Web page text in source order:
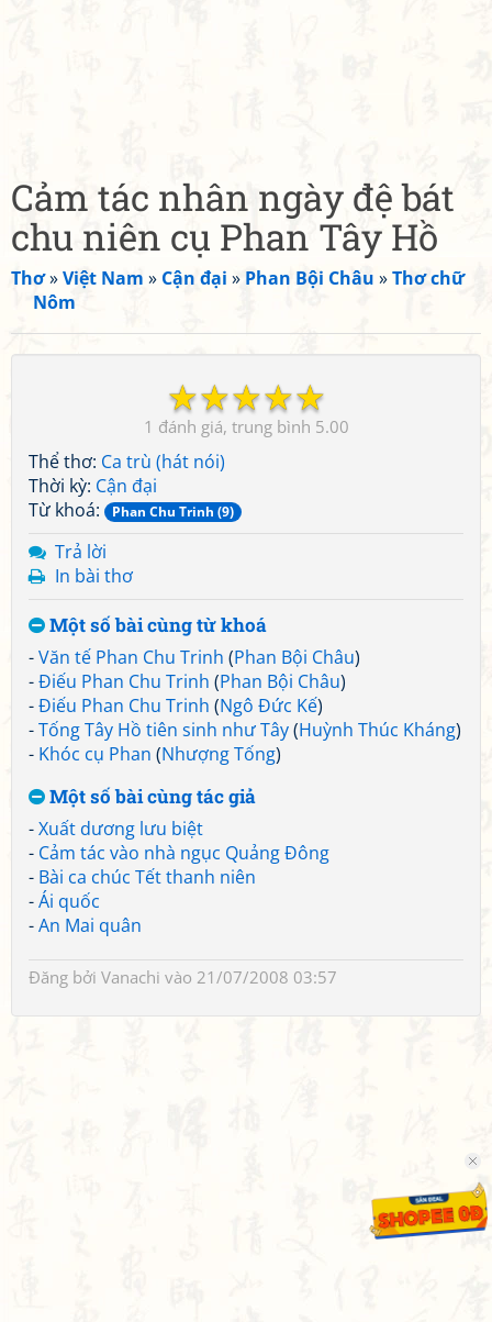
Cảm tác nhân ngày đệ bát
chu niên cụ Phan Tây Hồ
Thơ»Việt Nam » Cận đại » Phan Bội Châu »Thơ chữ
Nôm
☆
☆
☆
☆
☆
1 5.00
Thể thơ: Ca trù (hát nói)
Thời kỳ: Cận đại
Từ khoá:
Phan Chu Trinh (9)
Trả lời
In bài thơ
Một số bài cùng từ khoá
-Văn tế Phan Chu Trinh (Phan Bội Châu)
-Điếu Phan Chu Trinh (Phan Bội Châu)
-Điếu Phan Chu Trinh (Ngô Đức Kế)
-Tống Tây Hồ tiên sinh như Tây(Huỳnh Thúc Kháng)
- Khóc cụ Phan (Nhượng Tống)
Một số bài cùng tác giả
-Xuất dương lưu biệt
- Cảm tác vào nhà ngục Quảng Đông
- Bài ca chúc Tết thanh niên
-Ái quốc
-An Mai quân
Đăng bởi Vanachi vào 21/07/2008 03:57